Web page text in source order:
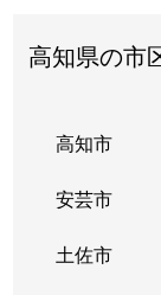
高知県の市
高知市
安芸市
土佐市